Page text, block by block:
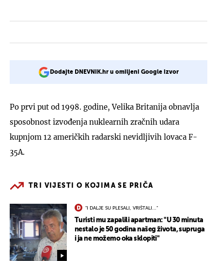
Dodajte DNEVNIK.hr u omiljeni Google izvor
Po prvi put od 1998. godine, Velika Britanija obnavlja
sposobnost izvođenja nuklearnih zračnih udara
kupnjom 12 američkih radarski nevidljivih lovaca F-
35A.
TRI VIJESTI O KOJIMA SE PRIČA
"I DALJE SU PLESALI, VRIŠTALI..."
Turisti mu zapalili apartman: "U 30 minuta
nestalo je 50 godina našeg života, supruga
i ja ne možemo oka sklopiti"